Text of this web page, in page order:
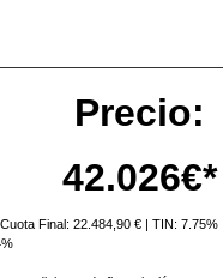
Precio:
42.026€*
Final: 22.484,90 €| TIN: 7.75%